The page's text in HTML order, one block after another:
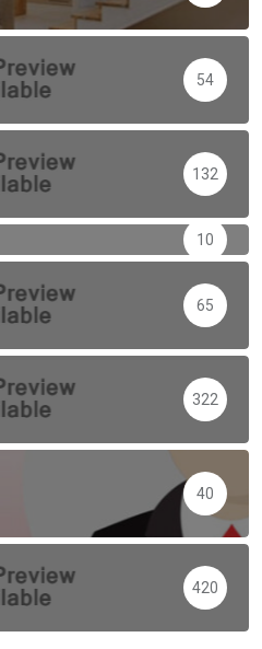
54
132
10
65
322
40
420